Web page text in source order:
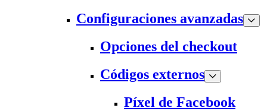
Configuraciones avanzadas
Opciones del checkout
Códigos externos
Píxel de Facebook